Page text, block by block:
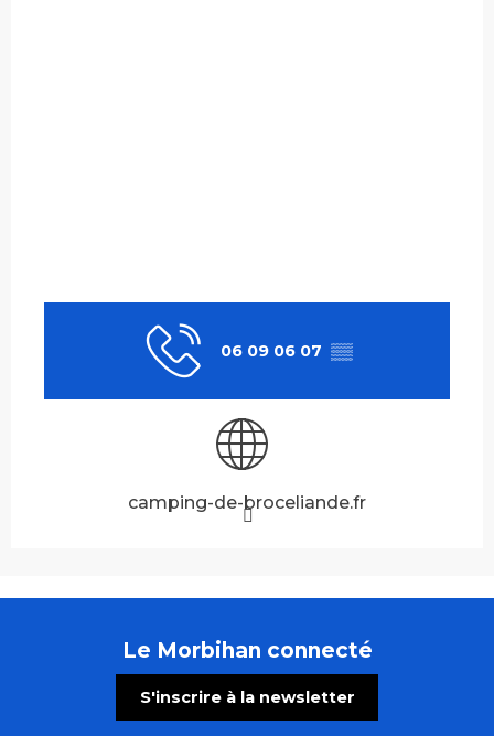
06 09 06 07 ▒▒
camping-de-broceliande.fr
Le Morbihan connecté
S'inscrire à la newsletter